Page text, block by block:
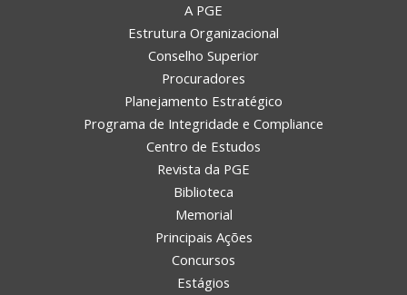
A PGE
Estrutura Organizacional
Conselho Superior
Procuradores
Planejamento Estratégico
Programa de Integridade e Compliance
Centro de Estudos
Revista da PGE
Biblioteca
Memorial
Principais Ações
Concursos
Estágios